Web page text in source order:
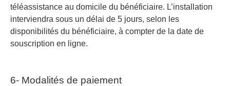
téléassistance au domicile du bénéficiaire. L’installation
interviendra sous un délai de 5 jours, selon les
disponibilités du bénéficiaire, à compter de la date de
souscription en ligne.
6- Modalités de paiement